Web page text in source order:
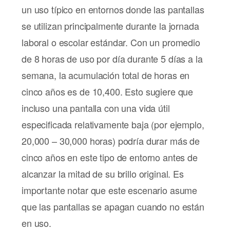
un uso típico en entornos donde las pantallas
se utilizan principalmente durante la jornada
laboral o escolar estándar. Con un promedio
de 8 horas de uso por día durante 5 días a la
semana, la acumulación total de horas en
cinco años es de 10,400. Esto sugiere que
incluso una pantalla con una vida útil
especificada relativamente baja (por ejemplo,
20,000 – 30,000 horas) podría durar más de
cinco años en este tipo de entorno antes de
alcanzar la mitad de su brillo original. Es
importante notar que este escenario asume
que las pantallas se apagan cuando no están
en uso.